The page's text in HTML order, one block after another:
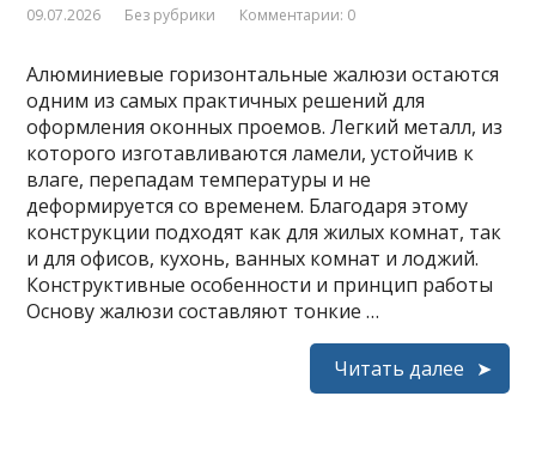
09.07.2026 Без рубрики Комментарии: 0
Алюминиевые горизонтальные жалюзи остаются
одним из самых практичных решений для
оформления оконных проемов. Легкий металл, из
которого изготавливаются ламели, устойчив к
влаге, перепадам температуры и не
деформируется со временем. Благодаря этому
конструкции подходят как для жилых комнат, так
и для офисов, кухонь, ванных комнат и лоджий.
Конструктивные особенности и принцип работы
Основу жалюзи составляют тонкие …
Читать далее